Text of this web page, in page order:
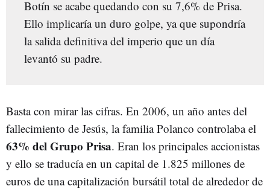
Botín se acabe quedando con su 7,6% de Prisa.
Ello implicaría un duro golpe, ya que supondría
la salida definitiva del imperio que un día
levantó su padre.
Basta con mirar las cifras. En 2006, un año antes del
fallecimiento de Jesús, la familia Polanco controlaba el
63% del Grupo Prisa. Eran los principales accionistas
y ello se traducía en un capital de 1.825 millones de
euros de una capitalización bursátil total de alrededor de